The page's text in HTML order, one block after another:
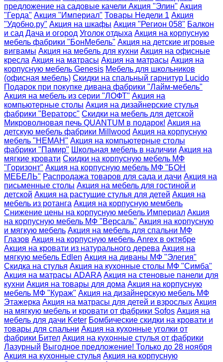
предложение на садовые качели Акция "Элин" Акция
"Герда" Акция "Империал" Товары Недели 1 Акция
"Удобно.ру" Акция на шкафы Акция "Регион 058" Балкон
и сад Дача и огород Уголок отдыха Акция на корпусную
мебель фабрики "БонМебель" Акция на детские игровые
вигвамы Акция на мебель для кухни Акция на офисные
кресла Акция на матрасы Акция на матрасы Акция на
корпусную мебель Genesis Мебель для школьников
(офисная мебель) Скидки на спальный гарнитур Lucido
Подарок при покупке дивана фабрики "Лайм-мебель"
Акция на мебель из серии "ЛОФТ" Акция на
компьютерные столы Акция на дизайнерские стулья
фабрики "Вераторс" Скидки на мебель для детской
Микроволновая печь QUANTUM в подарок! Акция на
детскую мебель фабрики Millwood Акция на корпусную
мебель "НЕМАН" Акция на компьютерные столы
фабрики "Памир" Школьная мебель в наличии Акция на
мягкие кровати Скидки на корпусную мебель МФ
"Горизонт" Акция на корпусную мебель МФ "БОН
МЕБЕЛЬ" Распродажа товаров для сада и дачи Акция на
письменные столы Акция на мебель для гостиной и
детской Акция на растущие стулья для детей Акция на
мебель из ротанга Акция на корпусную мембель
Снижение цены на корпусную мебель Империал Акция
на корпусную мебель МФ "Версаль" Акция на корпусную
и мягкую мебель Акция на мебель для спальни МФ
Глазов Акция на корпусную мебель Anrex в октябре
Акция на кровати из натурального дерева Акция на
мягкую мебель Edlen Акция на диваны МФ "Элегия"
Скидка на стулья Акция на кухонные столы МФ "Симба"
Акция на матрасы ADARA Акция на стеновые панели для
кухни Акция на товары для дома Акция на корпусную
мебель МФ "Кураж" Акция на дизайнерскую мебель МФ
Этажерка Акция на матрасы для детей и взрослых Акция
на мягкую мебель и кровати от фабрики Sofos Акция на
мебель для дачи Keter Бомбические скидки на кровати и
товары для спальни Акция на кухонные уголки от
фабрики Бител Акция на кухонные стулья от фабрики
Лазурный Выгодное предложение! Только до 28 ноября
Акция на кухонные стулья Акция на корпусную